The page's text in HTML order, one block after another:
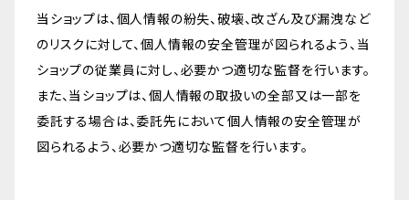
当ショップは、個人情報の紛失、破壊、改ざん及び漏洩など
のリスクに対して、個人情報の安全管理が図られるよう、当
ショップの従業員に対し、必要かつ適切な監督を行います。
また、当ショップは、個人情報の取扱いの全部又は一部を
委託する場合は、委託先において個人情報の安全管理が
図られるよう、必要かつ適切な監督を行います。